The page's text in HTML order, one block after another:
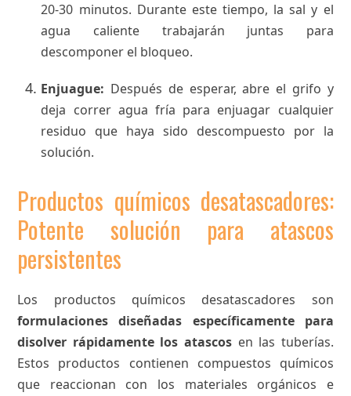
20-30 minutos. Durante este tiempo, la sal y el
agua caliente trabajarán juntas para
descomponer el bloqueo.
Enjuague: Después de esperar, abre el grifo y
deja correr agua fría para enjuagar cualquier
residuo que haya sido descompuesto por la
solución.
Productos químicos desatascadores:
Potente solución para atascos
persistentes
Los productos químicos desatascadores son
formulaciones diseñadas específicamente para
disolver rápidamente los atascos en las tuberías.
Estos productos contienen compuestos químicos
que reaccionan con los materiales orgánicos e